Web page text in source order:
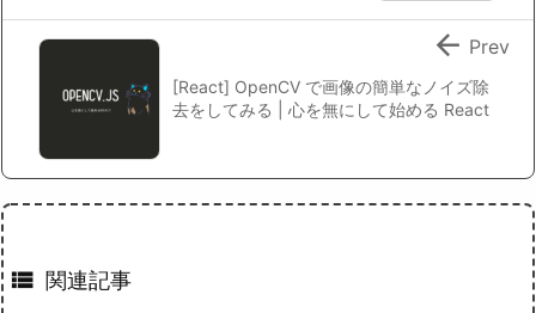
[React] OpenCV で画像の簡単なノイズ除
去をしてみる | 心を無にして始める React
 Prev
 関連記事